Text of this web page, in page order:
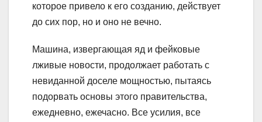
которое привело к его созданию, действует
до сих пор, но и оно не вечно.
Машина, извергающая яд и фейковые
лживые новости, продолжает работать с
невиданной доселе мощностью, пытаясь
подорвать основы этого правительства,
ежедневно, ежечасно. Все усилия, все